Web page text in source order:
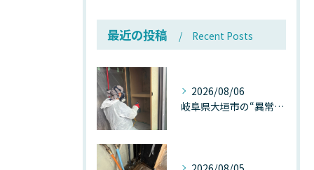
最近の投稿 Recent Posts
2026/08/06
岐阜県大垣市の“異常に高い気温”が建物内部を腐らせる──深層カビが爆発的に増える本当の理由